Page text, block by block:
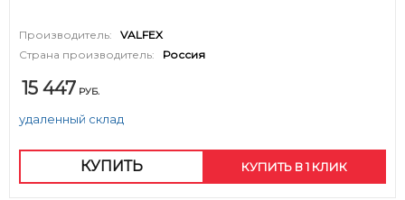
Производитель:
VALFEX
Страна производитель:
Россия
15 447 РУБ.
удаленный склад
КУПИТЬ КУПИТЬ В 1 КЛИК